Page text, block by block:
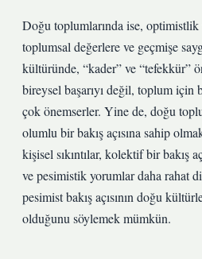
Doğu toplumlarında ise,
toplumsal değerlere ve geçmişe
kültüründe, “kader” ve “tefekkür”
bireysel başarıyı değil, toplum için
çok önemserler. Yine de, doğu
olumlu bir bakış açısına sahip
kişisel sıkıntılar, kolektif bir bakış
ve pesimistik yorumlar daha rahat
pesimist bakış açısının doğu
olduğunu söylemek mümkün.